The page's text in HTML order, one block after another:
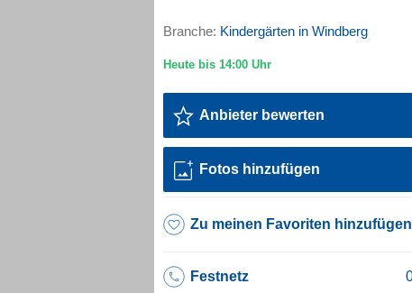
Branche: Kindergärten in Windberg
Anbieter bewerten
Fotos hinzufügen
Zu meinen Favoriten hinzufügen
Festnetz